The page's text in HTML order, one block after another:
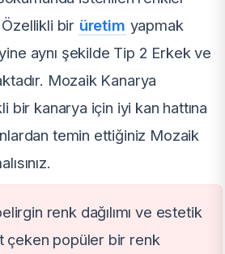
bir üretim yapmak
aynı şekilde Tip 2 Erkek ve
Mozaik Kanarya
bir kanarya için iyi kan hattına
temin ettiğiniz Mozaik
renk dağılımı ve estetik
çeken popüler bir renk